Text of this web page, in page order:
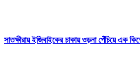
সাতক্ষীরায় ইজিবাইকের চাকায় ওড়না পেঁচিয়ে এক